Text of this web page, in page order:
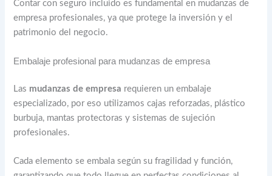
Contar con seguro incluido es fundamental en mudanzas de
empresa profesionales, ya que protege la inversión y el
patrimonio del negocio.
Embalaje profesional para mudanzas de empresa
Las mudanzas de empresa requieren un embalaje
especializado, por eso utilizamos cajas reforzadas, plástico
burbuja, mantas protectoras y sistemas de sujeción
profesionales.
Cada elemento se embala según su fragilidad y función,